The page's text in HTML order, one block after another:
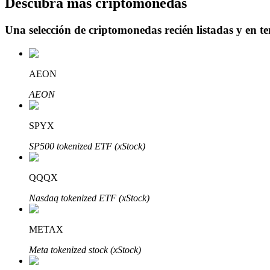
Inversiones exclusivas para titulares de BTR
Préstamos
Servicio de préstamos respaldado por criptomonedas
Descubra más criptomonedas
Una selección de criptomonedas recién listadas y en
AEON
AEON
SPYX
SP500 tokenized ETF (xStock)
QQQX
Nasdaq tokenized ETF (xStock)
METAX
Meta tokenized stock (xStock)